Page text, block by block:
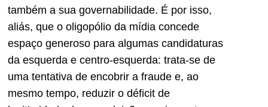
também a sua governabilidade. É por isso,
aliás, que o oligopólio da mídia concede
espaço generoso para algumas candidaturas
da esquerda e centro-esquerda: trata-se de
uma tentativa de encobrir a fraude e, ao
mesmo tempo, reduzir o déficit de